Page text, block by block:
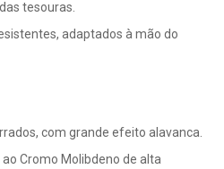
tesouras.
adaptados à mão do
com grande efeito alavanca.
Cromo Molibdeno de alta